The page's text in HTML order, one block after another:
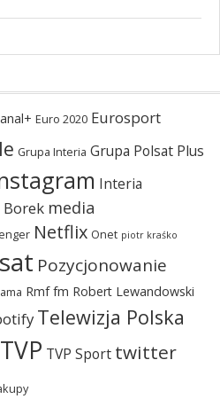
Euro 2020 Eurosport
Grupa Interia Grupa Polsat Plus
Interia
Borek media
Netflix Onet piotr kraśko
Pozycjonowanie
Rmf fm Robert Lewandowski
Telewizja Polska
TVP TVP Sport twitter